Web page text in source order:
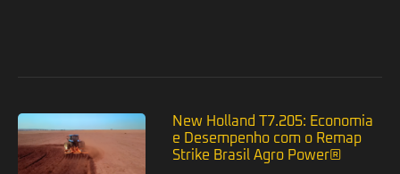
New Holland T7.205: Economia
e Desempenho com o Remap
Strike Brasil Agro Power®